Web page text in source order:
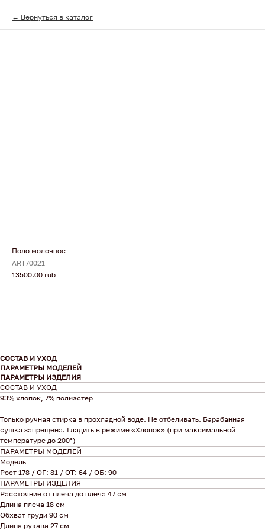
Вернуться в каталог
Поло молочное
ART70021
13500.00 rub
СОСТАВ И УХОД
ПАРАМЕТРЫ МОДЕЛЕЙ
ПАРАМЕТРЫ ИЗДЕЛИЯ
СОСТАВ И УХОД
93% хлопок, 7% полиэстер
Только ручная стирка в прохладной воде. Не отбеливать. Барабанная
сушка запрещена. Гладить в режиме «Хлопок» (при максимальной
температуре до 200°)
ПАРАМЕТРЫ МОДЕЛЕЙ
Модель
Рост 178 / ОГ: 81 / ОТ: 64 / ОБ: 90
ПАРАМЕТРЫ ИЗДЕЛИЯ
Расстояние от плеча до плеча 47 см
Длина плеча 18 см
Обхват груди 90 см
Длина рукава 27 см